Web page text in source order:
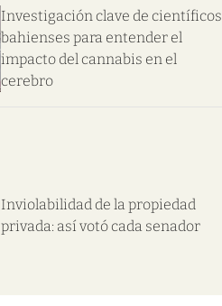
Investigación clave de científicos
bahienses para entender el
impacto del cannabis en el
cerebro
Inviolabilidad de la propiedad
privada: así votó cada senador